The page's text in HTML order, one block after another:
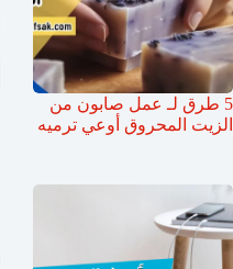
5 طرق لـ عمل صابون من
الزيت المحروق أوعي ترميه